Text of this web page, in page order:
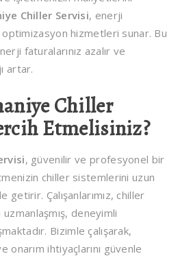
Chiller Servisi, enerji
optimizasyon hizmetleri sunar. Bu
faturalarınız azalır ve
artar.
Chiller
Etmelisiniz?
, güvenilir ve profesyonel bir
chiller sistemlerini uzun
getirir. Çalışanlarımız, chiller
uzmanlaşmış, deneyimli
Bizimle çalışarak,
onarım ihtiyaçlarını güvenle